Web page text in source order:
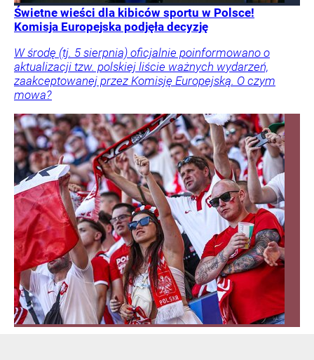
Świetne wieści dla kibiców sportu w Polsce!
Komisja Europejska podjęła decyzję
W środę (tj. 5 sierpnia) oficjalnie poinformowano o
aktualizacji tzw. polskiej liście ważnych wydarzeń,
zaakceptowanej przez Komisję Europejską. O czym
mowa?